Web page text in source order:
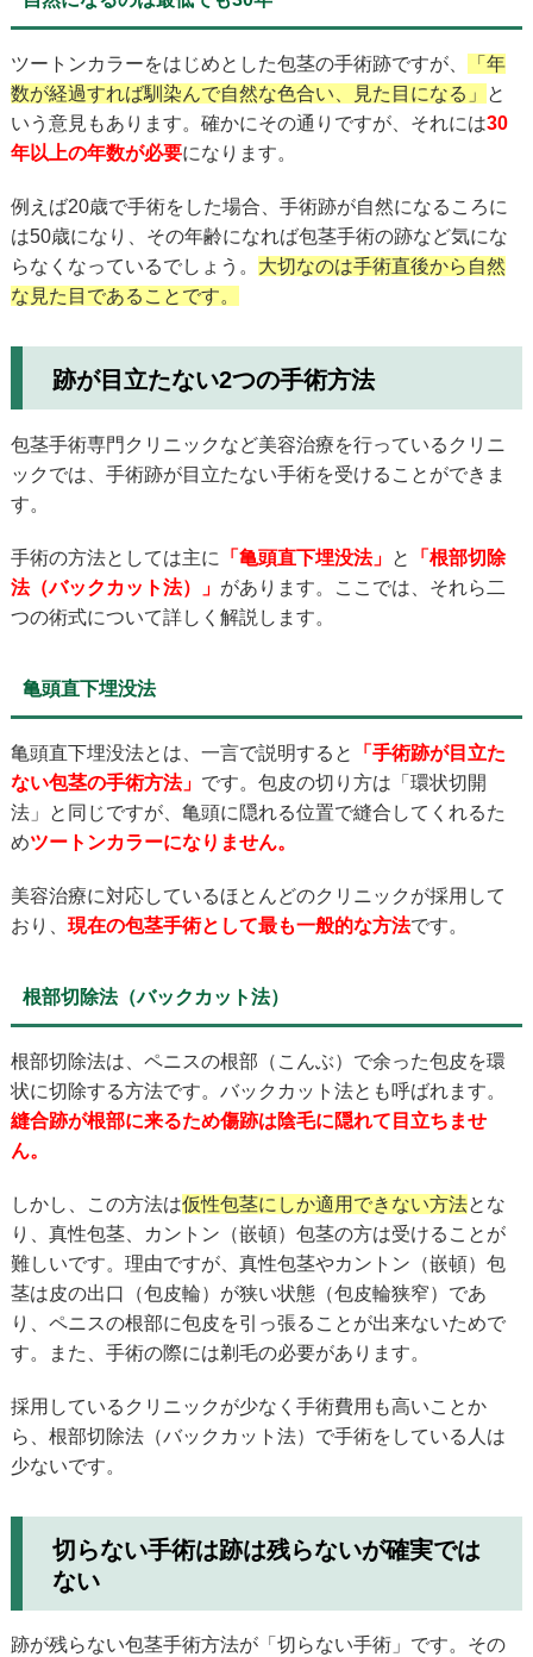
ツートンカラーをはじめとした包茎の手術跡ですが、
「年
数が経過すれば馴染んで自然な色合い、見た目になる」
と
いう意見もあります。確かにその通りですが、それには30
年以上の年数が必要になります。
例えば20歳で手術をした場合、手術跡が自然になるころに
は50歳になり、その年齢になれば包茎手術の跡など気にな
らなくなっているでしょう。 大切なのは手術直後から自然
な見た目であることです。
跡が目立たない2つの手術方法
包茎手術専門クリニックなど美容治療を行っているクリニ
ックでは、手術跡が目立たない手術を受けることができま
す。
手術の方法としては主に 「亀頭直下埋没法」 と
「根部切除
法（バックカット法）」 があります。ここでは、それら二
つの術式について詳しく解説します。
亀頭直下埋没法
亀頭直下埋没法とは、一言で説明すると
「手術跡が目立た
ない包茎の手術方法」 です。包皮の切り方は「環状切開
法」と同じですが、亀頭に隠れる位置で縫合してくれるた
めツートンカラーになりません。
美容治療に対応しているほとんどのクリニックが採用して
おり、 現在の包茎手術として最も一般的な方法です。
根部切除法（バックカット法）
根部切除法は、ペニスの根部（こんぶ）で余った包皮を環
状に切除する方法です。バックカット法とも呼ばれます。
縫合跡が根部に来るため傷跡は陰毛に隠れて目立ちませ
ん。
しかし、この方法は仮性包茎にしか適用できない方法とな
り、真性包茎、カントン（嵌頓）包茎の方は受けることが
難しいです。理由ですが、真性包茎やカントン（嵌頓）包
茎は皮の出口（包皮輪）が狭い状態（包皮輪狭窄）であ
り、ペニスの根部に包皮を引っ張ることが出来ないためで
す。また、手術の際には剃毛の必要があります。
採用しているクリニックが少なく手術費用も高いことか
ら、根部切除法（バックカット法）で手術をしている人は
少ないです。
切らない手術は跡は残らないが確実では
ない
跡が残らない包茎手術方法が「切らない手術」です。その